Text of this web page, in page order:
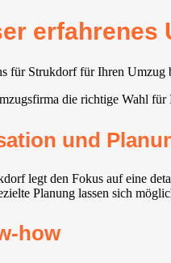
für Strukdorf für Ihren
die richtige Wahl
und
legt den Fokus auf eine
Planung lassen sich
how